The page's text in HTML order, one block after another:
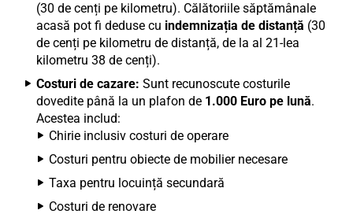
(30 de cenți pe kilometru). Călătoriile săptămânale
acasă pot fi deduse cu indemnizația de distanță (30
de cenți pe kilometru de distanță, de la al 21-lea
kilometru 38 de cenți).
Costuri de cazare: Sunt recunoscute costurile
dovedite până la un plafon de 1.000 Euro pe lună.
Acestea includ:
Chirie inclusiv costuri de operare
Costuri pentru obiecte de mobilier necesare
Taxa pentru locuință secundară
Costuri de renovare